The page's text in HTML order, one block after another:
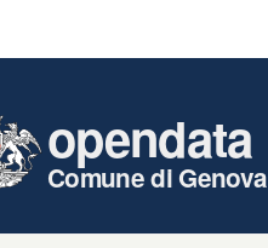
opendata
Comune di Genova